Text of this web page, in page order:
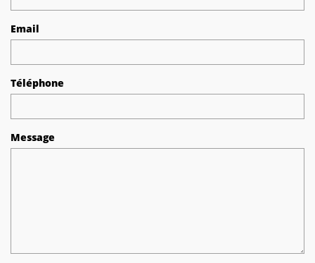
Email
Téléphone
Message